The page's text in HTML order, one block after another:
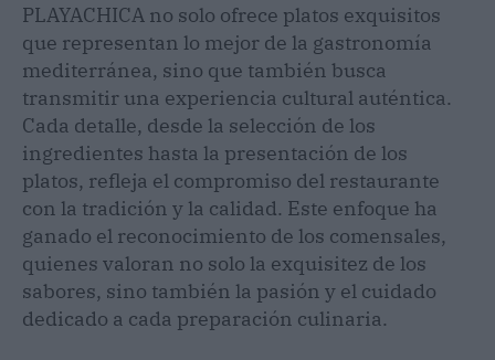
PLAYACHICA no solo ofrece platos exquisitos
que representan lo mejor de la gastronomía
mediterránea, sino que también busca
transmitir una experiencia cultural auténtica.
Cada detalle, desde la selección de los
ingredientes hasta la presentación de los
platos, refleja el compromiso del restaurante
con la tradición y la calidad. Este enfoque ha
ganado el reconocimiento de los comensales,
quienes valoran no solo la exquisitez de los
sabores, sino también la pasión y el cuidado
dedicado a cada preparación culinaria.